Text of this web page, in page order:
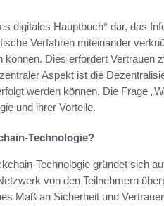
digitales Hauptbuch* dar, das
Verfahren miteinander
können. Dies erfordert Vertrauen
Aspekt ist die
werden können. Die Frage
und ihrer Vorteile.
Technologie?
Technologie gründet sich
von den Teilnehmern
Maß an Sicherheit und